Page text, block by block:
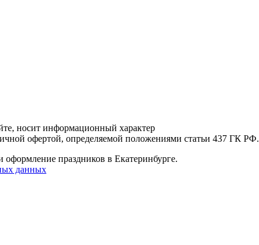
носит информационный характер
офертой, определяемой положениями статьи 437 ГК РФ.
праздников в Екатеринбурге.
данных